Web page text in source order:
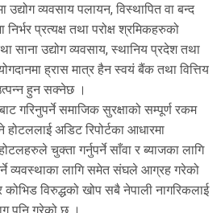
व्यवसाय पलायन, विस्थापित वा बन्द
प्रत्यक्ष तथा परोक्ष श्रमिकहरुको
साना उद्योग व्यवसाय, स्थानिय प्रदेश तथा
ह्रास मात्र हैन स्वयं बैंक तथा वित्तिय
हुन सक्नेछ ।
गरिनुपर्ने समाजिक सुरक्षाको सम्पूर्ण रकम
होटललाई अडिट रिपोर्टका आधारमा
चुक्ता गर्नुपर्ने साँवा र ब्याजका लागि
व्यवस्थाका लागि समेत संघले आग्रह गरेको
विरुद्धको खोप सबै नेपाली नागरिकलाई
पनि गरेको छ ।